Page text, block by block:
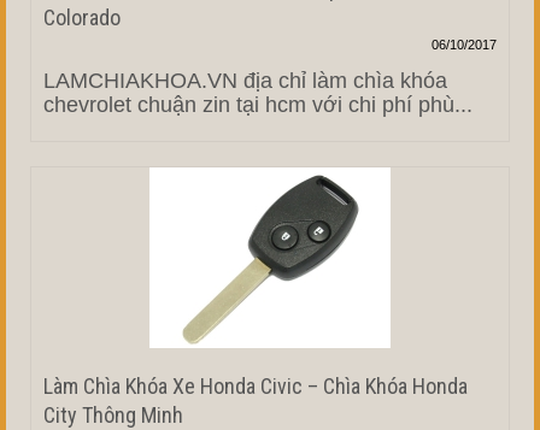
Colorado
06/10/2017
LAMCHIAKHOA.VN địa chỉ làm chìa khóa
chevrolet chuận zin tại hcm với chi phí phù...
Làm Chìa Khóa Xe Honda Civic – Chìa Khóa Honda
City Thông Minh